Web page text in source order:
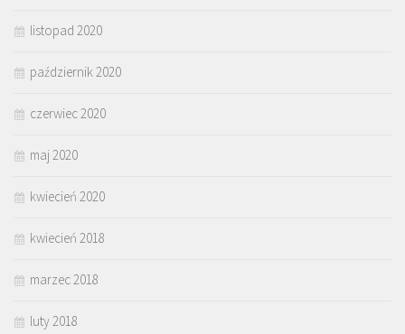
listopad 2020
październik 2020
czerwiec 2020
maj 2020
kwiecień 2020
kwiecień 2018
marzec 2018
luty 2018